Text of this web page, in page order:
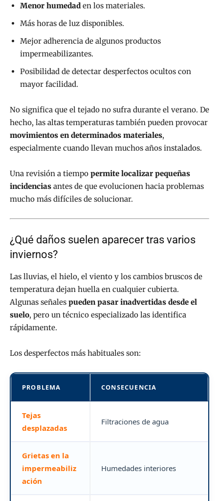
Menor humedad en los materiales.
Más horas de luz disponibles.
Mejor adherencia de algunos productos
impermeabilizantes.
Posibilidad de detectar desperfectos ocultos con
mayor facilidad.
No significa que el tejado no sufra durante el verano. De
hecho, las altas temperaturas también pueden provocar
movimientos en determinados materiales,
especialmente cuando llevan muchos años instalados.
Una revisión a tiempo permite localizar pequeñas
incidencias antes de que evolucionen hacia problemas
mucho más difíciles de solucionar.
¿Qué daños suelen aparecer tras varios
inviernos?
Las lluvias, el hielo, el viento y los cambios bruscos de
temperatura dejan huella en cualquier cubierta.
Algunas señales pueden pasar inadvertidas desde el
suelo, pero un técnico especializado las identifica
rápidamente.
Los desperfectos más habituales son:
PROBLEMA CONSECUENCIA
Tejas
desplazadas
Filtraciones de agua
Grietas en la
impermeabiliz
ación
Humedades interiores